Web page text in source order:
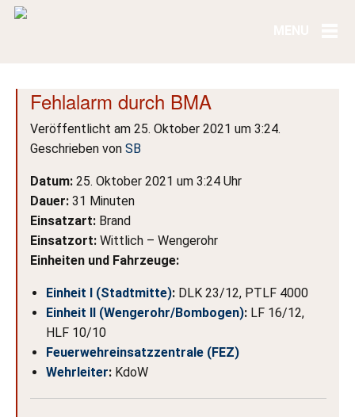
Fehlalarm durch BMA
Veröffentlicht am 25. Oktober 2021 um 3:24.
Geschrieben von SB
Datum: 25. Oktober 2021 um 3:24 Uhr
Dauer: 31 Minuten
Einsatzart: Brand
Einsatzort: Wittlich – Wengerohr
Einheiten und Fahrzeuge:
Einheit I (Stadtmitte): DLK 23/12, PTLF 4000
Einheit II (Wengerohr/Bombogen): LF 16/12,
HLF 10/10
Feuerwehreinsatzzentrale (FEZ)
Wehrleiter: KdoW